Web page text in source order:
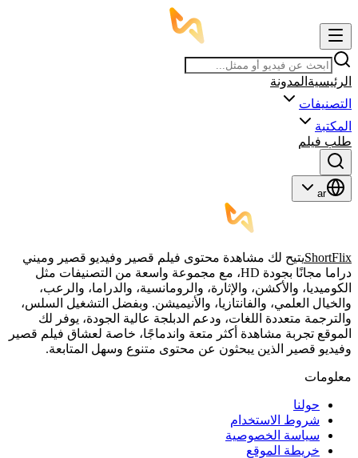
الرئيسية المدونة
التصنيفات
المكتبة
طلب فيلم
ar
ShortFlixيتيح لك مشاهدة محتوى فيلم قصير وفيديو قصير وميني
دراما مجانًا بجودة HD، مع مجموعة واسعة من التصنيفات مثل
الكوميديا، والأكشن، والإثارة، والرومانسية، والدراما، والرعب،
والخيال العلمي، والفانتازيا، والأنيميشن. وبفضل التشغيل السلس،
والترجمة متعددة اللغات، ودعم الدبلجة عالية الجودة، يوفر لك
الموقع تجربة مشاهدة أكثر متعة واندماجًا، خاصة لعشاق فيلم قصير
وفيديو قصير الذين يبحثون عن محتوى متنوع وسهل المتابعة.
معلومات
حولنا
شروط الاستخدام
سياسة الخصوصية
خريطة الموقع